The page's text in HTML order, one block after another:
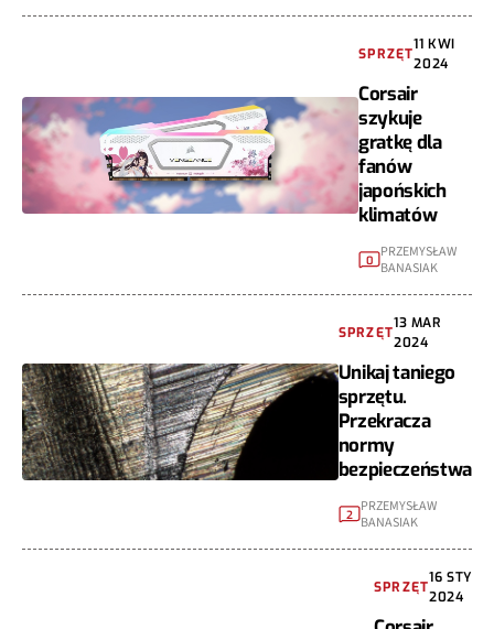
SPRZĘT
11 KWI
2024
Corsair
szykuje
gratkę dla
fanów
japońskich
klimatów
0
PRZEMYSŁAW
BANASIAK
SPRZĘT
13 MAR
2024
Unikaj taniego
sprzętu.
Przekracza
normy
bezpieczeństwa
2 PRZEMYSŁAW
BANASIAK
SPRZĘT
16 STY
2024